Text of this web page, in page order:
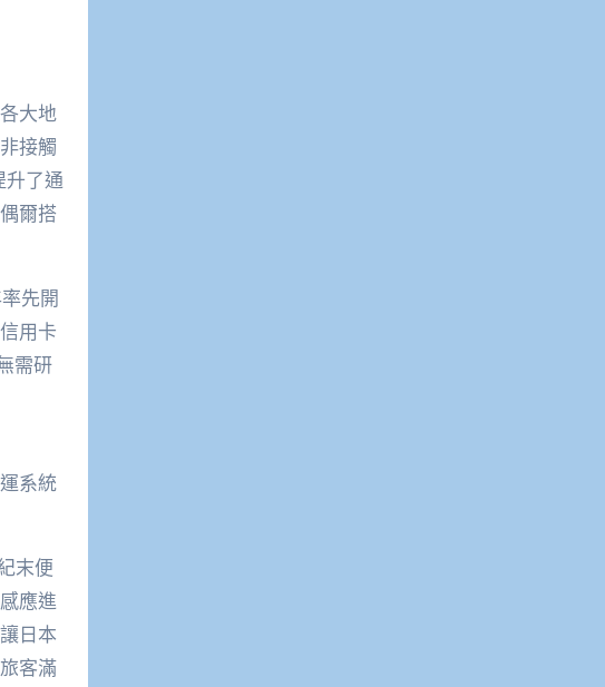
大地
接觸
升了通
爾搭
先開
用卡
需研
系統
末便
應進
日本
客滿